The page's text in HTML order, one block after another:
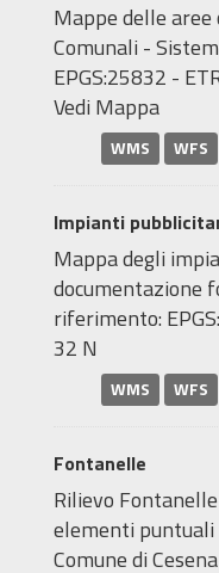
Mappe delle
Comunali -
EPGS:25832 -
Vedi Mappa
WMS WFS
Impianti
Mappa degli
documentazione
riferimento:
32 N
WMS WFS
Fontanelle
Rilievo
elementi puntuali
Comune di